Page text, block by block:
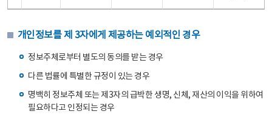
개인정보를 제 3자에게 제공하는 예외적인 경우
정보주체로부터 별도의 동의를 받는 경우
다른 법률에 특별한 규정이 있는 경우
명백히 정보주체 또는 제3자의 급박한 생명, 신체, 재산의 이익을 위하여
필요하다고 인정되는 경우